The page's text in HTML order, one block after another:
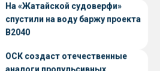
«Петропавловск» проекта CNF22
На «Жатайской судоверфи»
спустили на воду баржу проекта
В2040
ОСК создаст отечественные
аналоги пропульсивных